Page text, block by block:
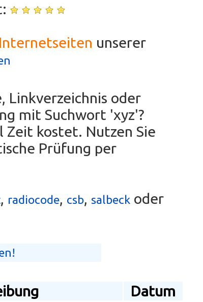
unserer
Linkverzeichnis oder
mit Suchwort 'xyz'?
kostet. Nutzen Sie
Prüfung per
, radiocode, csb, salbeckoder
Datum